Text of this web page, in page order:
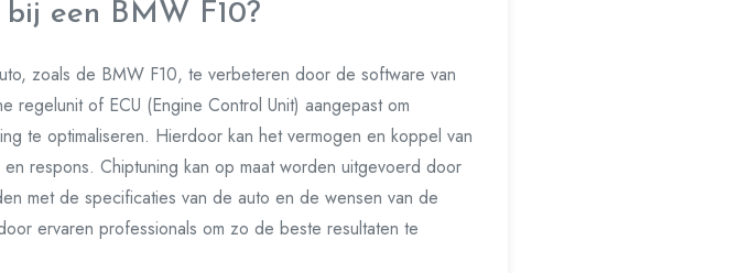
een BMW F10?
zoals de BMW F10, te verbeteren door de software van
of ECU (Engine Control Unit) aangepast om
te optimaliseren. Hierdoor kan het vermogen en koppel van
respons. Chiptuning kan op maat worden uitgevoerd door
met de specificaties van de auto en de wensen van de
ervaren professionals om zo de beste resultaten te